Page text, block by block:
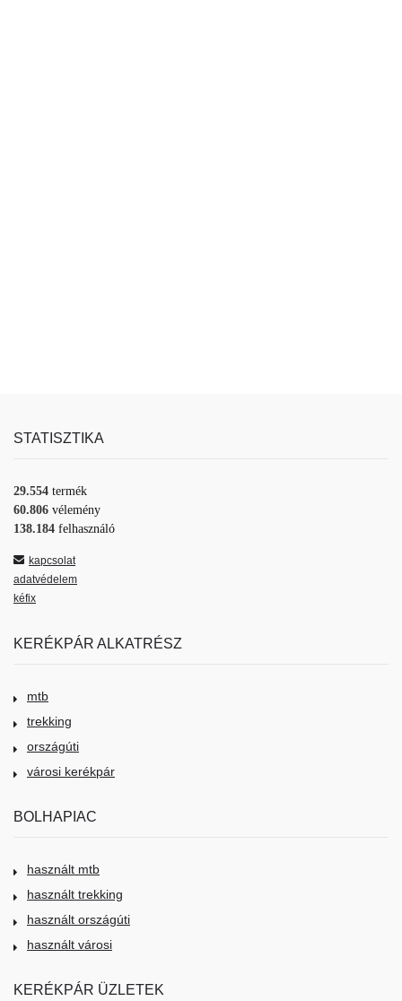
STATISZTIKA
29.554 termék
60.806 vélemény
138.184 felhasználó
kapcsolat
adatvédelem
kéfix
KERÉKPÁR ALKATRÉSZ
mtb
trekking
országúti
városi kerékpár
BOLHAPIAC
használt mtb
használt trekking
használt országúti
használt városi
KERÉKPÁR ÜZLETEK